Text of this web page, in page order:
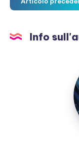
Info